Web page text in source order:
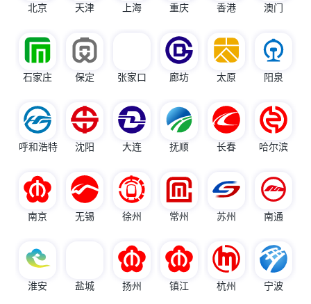
北京 天津 上海 重庆 香港 澳门
石家庄 保定 张家口 廊坊 太原 阳泉
呼和浩特 沈阳 大连 抚顺 长春 哈尔滨
南京 无锡 徐州 常州 苏州 南通
淮安 盐城 扬州 镇江 杭州 宁波